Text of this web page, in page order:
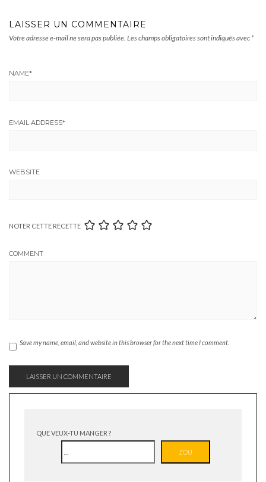
LAISSER UN COMMENTAIRE
Votre adresse e-mail ne sera pas publiée. Les champs obligatoires sont indiqués avec *
NAME*
EMAIL ADDRESS*
WEBSITE
NOTER CETTE RECETTE
COMMENT
Save my name, email, and website in this browser for the next time I comment.
QUE VEUX-TU MANGER ?
ZOU